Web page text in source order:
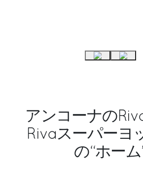
アンコーナの
Rivaスーパーヨ
の“ホーム